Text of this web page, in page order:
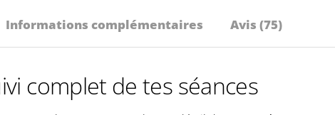
Informations complémentaires Avis (75)
complet de tes séances